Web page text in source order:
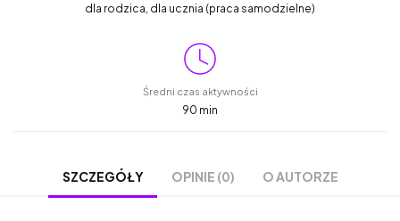
dla rodzica, dla ucznia (praca samodzielne)
Średni czas aktywności
90 min
SZCZEGÓŁY OPINIE (0) O AUTORZE